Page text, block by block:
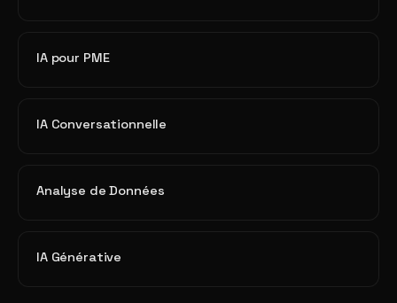
IA pour PME
IA Conversationnelle
Analyse de Données
IA Générative